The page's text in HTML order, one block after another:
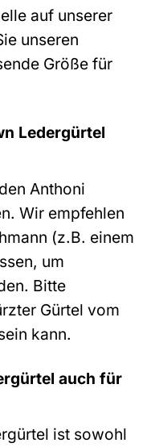
auf unserer
unseren
Größe für
Ledergürtel
Anthoni
Wir empfehlen
(z.B. einem
um
Bitte
Gürtel vom
kann.
auch für
ist sowohl